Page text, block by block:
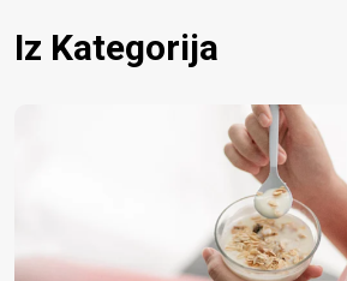
Iz Kategorija